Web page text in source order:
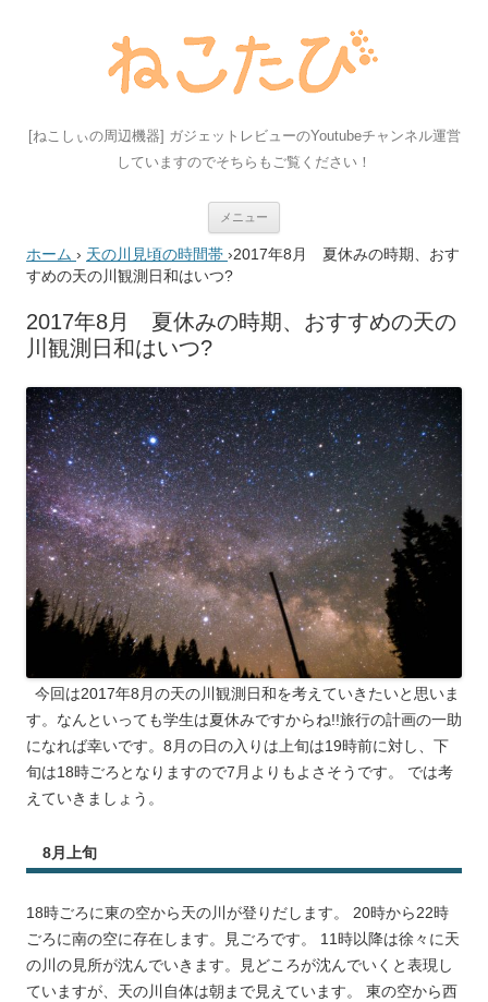
[ねこしぃの周辺機器] ガジェットレビューのYoutubeチャンネル運営
していますのでそちらもご覧ください！
メニュー
ン
キ
ッ
ホーム › 天の川見頃の時間帯 ›2017年8月 夏休みの時期、おす
すめの天の川観測日和はいつ?
2017年8月 夏休みの時期、おすすめの天の
川観測日和はいつ?
今回は2017年8月の天の川観測日和を考えていきたいと思いま
す。なんといっても学生は夏休みですからね!!旅行の計画の一助
になれば幸いです。8月の日の入りは上旬は19時前に対し、下
旬は18時ごろとなりますので7月よりもよさそうです。 では考
えていきましょう。
8月上旬
18時ごろに東の空から天の川が登りだします。 20時から22時
ごろに南の空に存在します。見ごろです。 11時以降は徐々に天
の川の見所が沈んでいきます。見どころが沈んでいくと表現し
ていますが、天の川自体は朝まで見えています。 東の空から西